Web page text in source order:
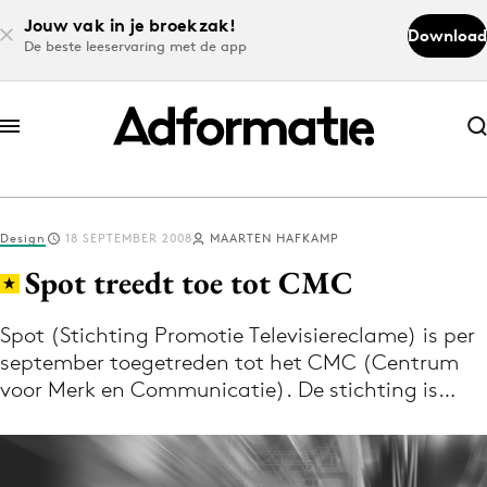
Jouw vak in je broekzak!
De beste leeservaring met de app
Download
Abonneer nu
Abonneer nu
Log in
Download de app
Volg het laatste nieuws via de Adformatie
Nieuws app
Design 18 SEPTEMBER 2008 MAARTEN HAFKAMP
Spot treedt toe tot CMC
Spot (Stichting Promotie Televisiereclame) is per
september toegetreden tot het CMC (Centrum
voor Merk en Communicatie). De stichting is…